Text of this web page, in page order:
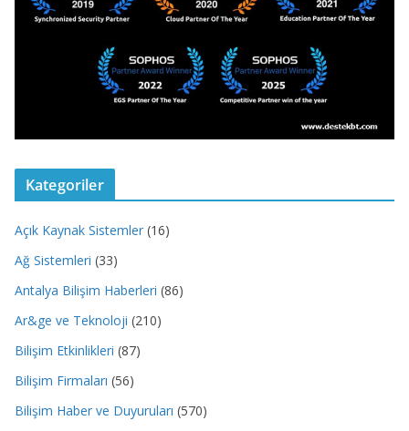
Kategoriler
Açık Kaynak Sistemler (16)
Ağ Sistemleri (33)
Antalya Bilişim Haberleri (86)
Ar&ge ve Teknoloji (210)
Bilişim Etkinlikleri (87)
Bilişim Firmaları (56)
Bilişim Haber ve Duyuruları (570)